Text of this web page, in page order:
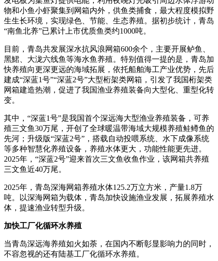
物和小鱼小虾聚集到网箱内外，供鱼类捕食，最大程度模拟野
生生长环境，实现绿色、节能、生态养殖。据初步统计，青岛
“南鱼北养”已累计上市优质鱼类约1000吨。
目前，青岛共发展深水抗风浪网箱600余个，主要开展鲈鱼、
黑鮶、大泷六线鱼等海水鱼养殖。特别值得一提的是，青岛加
快养殖向更深更远的海域拓展，依托船舶海工产业优势，先后
建成“深蓝1号”“深蓝2号”大型桁架类网箱，引发了我国桁架类
网箱建造热潮，促进了我国渔业养殖装备向大型化、重型化转
变。
其中，“深蓝1号”是我国首个深远海大型渔业养殖装备，可养
殖三文鱼30万尾，开创了全球暖温带海域大规模养殖鲑鳟鱼的
先河；升级版“深蓝2号”，搭载自动投喂系统、水下成像系统
等多种智慧化养殖设备，养殖水体更大，功能性能更先进。
2025年，“深蓝2号”迎来首次三文鱼收鱼作业，该网箱共养殖
三文鱼近40万尾。
2025年，青岛深海网箱养殖水体125.2万立方米，产量1.8万
吨。以深海网箱为载体，青岛加快设施渔业发展，拓展养殖水
体，提速渔业转型升级。
加快工厂化循环水养殖
当青岛深远海养殖如火如荼，在国内不断彰显影响力的同时，
不容忽视的还有陆基工厂化循环水养殖。